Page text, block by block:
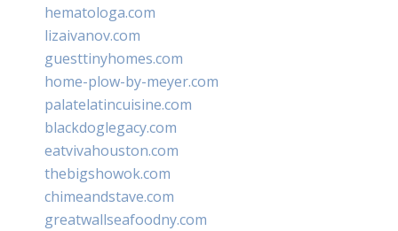
hematologa.com
lizaivanov.com
guesttinyhomes.com
home-plow-by-meyer.com
palatelatincuisine.com
blackdoglegacy.com
eatvivahouston.com
thebigshowok.com
chimeandstave.com
greatwallseafoodny.com